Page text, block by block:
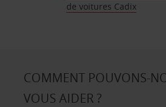
de voitures Cadix
COMMENT POUVONS-
VOUS AIDER ?